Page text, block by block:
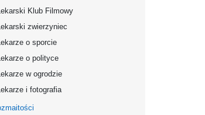
Klub Filmowy
zwierzyniec
o sporcie
o polityce
w ogrodzie
i fotografia